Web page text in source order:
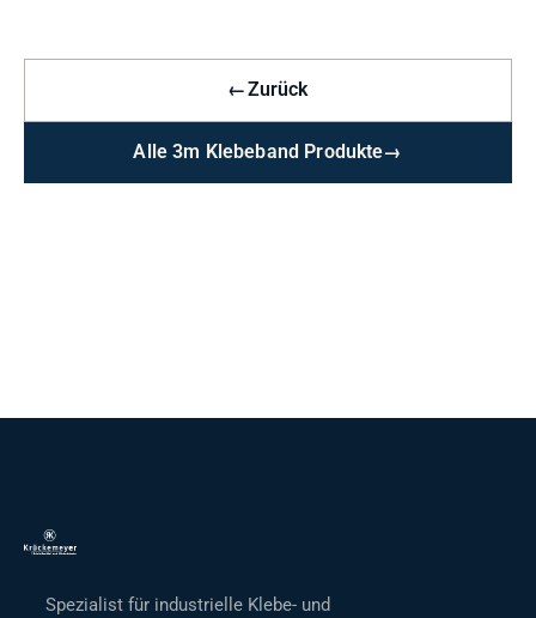
←Zurück
Alle 3m Klebeband Produkte→
Spezialist für industrielle Klebe- und